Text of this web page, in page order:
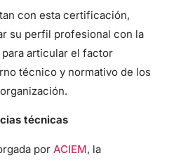
con esta certificación,
su perfil profesional con la
articular el factor
técnico y normativo de los
técnicas
por ACIEM, la